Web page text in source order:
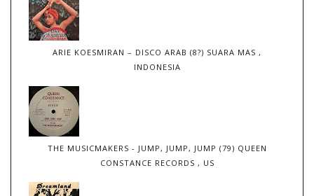
ARIE KOESMIRAN – DISCO ARAB (8?) SUARA MAS ,
INDONESIA
THE MUSICMAKERS - JUMP, JUMP, JUMP (79) QUEEN
CONSTANCE RECORDS , US